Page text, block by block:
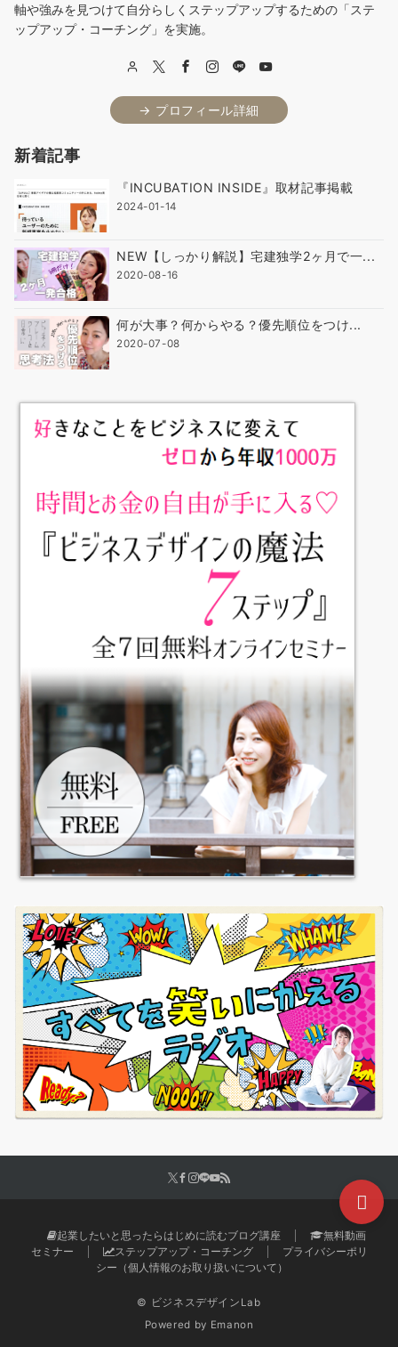
軸や強みを見つけて自分らしくステップアップするための「ステ
ップアップ・コーチング」を実施。
→ プロフィール詳細
新着記事
『INCUBATION INSIDE』取材記事掲載
2024-01-14
NEW【しっかり解説】宅建独学2ヶ月で一...
2020-08-16
何が大事？何からやる？優先順位をつけ...
2020-07-08
起業したいと思ったらはじめに読むブログ講座
無料動画
セミナー
ステップアップ・コーチング
プライバシーポリ
シー（個人情報のお取り扱いについて）
© ビジネスデザインLab
Powered by Emanon